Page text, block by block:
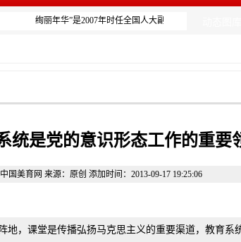
绚丽年华”是2007年时任全国人大副委员长周铁农为本网
统是党的意识形态工作的重要
国美育网 来源：原创 添加时间：2013-09-17 19:25:06
地，课堂是传播弘扬马克思主义的重要渠道，教育系